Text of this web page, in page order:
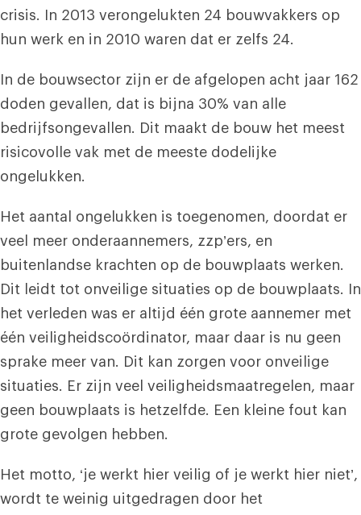
crisis. In 2013 verongelukten 24 bouwvakkers op
hun werk en in 2010 waren dat er zelfs 24.
In de bouwsector zijn er de afgelopen acht jaar 162
doden gevallen, dat is bijna 30% van alle
bedrijfsongevallen. Dit maakt de bouw het meest
risicovolle vak met de meeste dodelijke
ongelukken.
Het aantal ongelukken is toegenomen, doordat er
veel meer onderaannemers, zzp’ers, en
buitenlandse krachten op de bouwplaats werken.
Dit leidt tot onveilige situaties op de bouwplaats. In
het verleden was er altijd één grote aannemer met
één veiligheidscoördinator, maar daar is nu geen
sprake meer van. Dit kan zorgen voor onveilige
situaties. Er zijn veel veiligheidsmaatregelen, maar
geen bouwplaats is hetzelfde. Een kleine fout kan
grote gevolgen hebben.
Het motto, ‘je werkt hier veilig of je werkt hier niet’,
wordt te weinig uitgedragen door het